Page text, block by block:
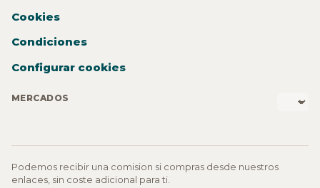
Cookies
Condiciones
Configurar cookies
MERCADOS
Podemos recibir una comision si compras desde nuestros
enlaces, sin coste adicional para ti.